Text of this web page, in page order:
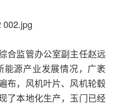
合监管办公室副主任赵远
能源产业发展情况，广袤
布，风机叶片、风机轮毂
了本地化生产，玉门已经